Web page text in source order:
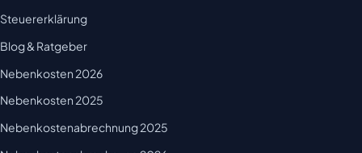
Steuererklärung
Blog & Ratgeber
Nebenkosten 2026
Nebenkosten 2025
Nebenkostenabrechnung 2025